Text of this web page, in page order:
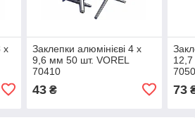
х
Заклепки алюмінієві 4 х
9,6 мм 50 шт. VOREL
70410
43₴ 73